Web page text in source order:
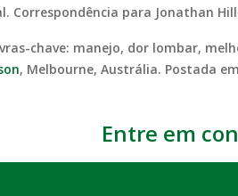
Correspondência para Jonathan
chave: manejo, dor lombar,
, Melbourne, Austrália. Postada
Entre em